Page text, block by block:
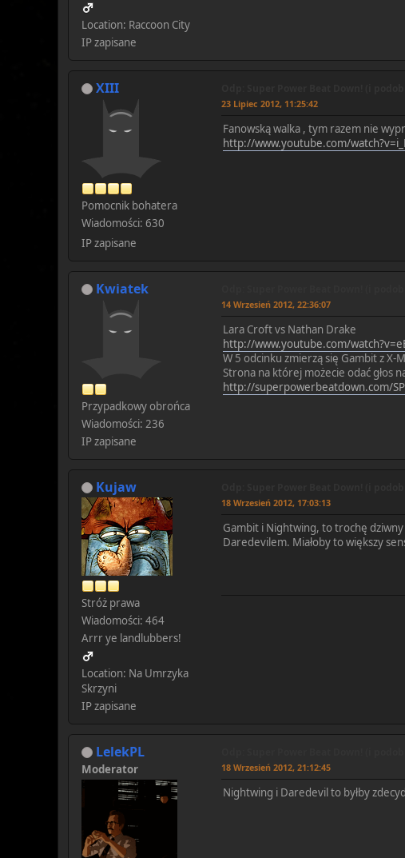
Location: Raccoon City
IP zapisane
XIII
Pomocnik bohatera
Wiadomości: 630
IP zapisane
23 Lipiec 2012, 11:25:42
Fanowską walka , tym razem nie
http://www.youtube.com/
Kwiatek
Przypadkowy obrońca
Wiadomości: 236
IP zapisane
14 Wrzesień 2012, 22:36:07
Lara Croft vs Nathan Drake
http://www.youtube.com/
W 5 odcinku zmierzą się Gambit z X-
Strona na której możecie odać głos
http://superpowerbeatdown.com/
Kujaw
Stróż prawa
Wiadomości: 464
Arrr ye landlubbers!
Location: Na Umrzyka
Skrzyni
IP zapisane
18 Wrzesień 2012, 17:03:13
Gambit i Nightwing, to trochę dziwny
Daredevilem. Miałoby to większy
LelekPL
Moderator 18 Wrzesień 2012, 21:12:45
Nightwing i Daredevil to byłby